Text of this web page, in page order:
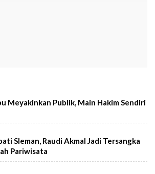
Meyakinkan Publik, Main Hakim Sendiri
Sleman, Raudi Akmal Jadi Tersangka
Pariwisata